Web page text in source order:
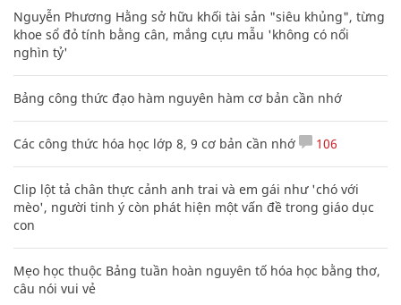
Nguyễn Phương Hằng sở hữu khối tài sản "siêu khủng", từng
khoe sổ đỏ tính bằng cân, mắng cựu mẫu 'không có nổi
nghìn tỷ'
Bảng công thức đạo hàm nguyên hàm cơ bản cần nhớ
Các công thức hóa học lớp 8, 9 cơ bản cần nhớ 106
Clip lột tả chân thực cảnh anh trai và em gái như 'chó với
mèo', người tinh ý còn phát hiện một vấn đề trong giáo dục
con
Mẹo học thuộc Bảng tuần hoàn nguyên tố hóa học bằng thơ,
câu nói vui vẻ